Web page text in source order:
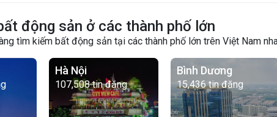
động sản ở các thành phố lớn
tìm kiếm bất động sản tại các thành phố lớn trên Việt Nam
Hà Nội
107,508 tin đăng
Bình Dương
15,436 tin đăng